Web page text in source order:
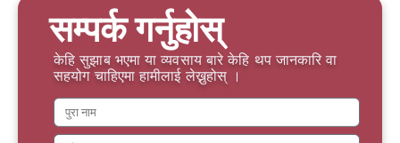
सम्पर्क गर्नुहोस्
केहि सुझाब भएमा या व्यवसाय बारे केहि थप जानकारि वा
सहयोग चाहिएमा हामीलाई लेख्नुहोस् ।